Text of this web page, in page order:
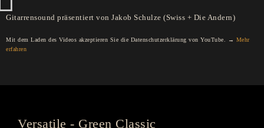
Gitarrensound präsentiert von Jakob Schulze (Swiss + Die Andern)
Mit dem Laden des Videos akzeptieren Sie die Datenschutzerklärung von YouTube. → Mehr
erfahren
Versatile - Green Classic